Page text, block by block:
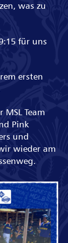
was zu
für uns
ersten
Team
Pink
und
wieder am